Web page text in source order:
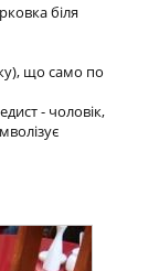
біля
що само по
- чоловік,